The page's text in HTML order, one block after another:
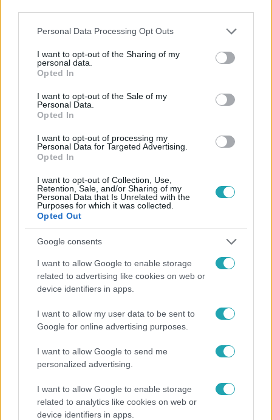
Please note that this website/app uses one or more Google
not limited to your visit or usage behaviour. You may click to
grant or deny consent to Google and its third-party tags to
use your data for below specified purposes in below Google
consent section.
Personal Data Processing Opt Outs
I want to opt-out of the Sharing of my
personal data.
Opted In
I want to opt-out of the Sale of my
Personal Data.
Opted In
I want to opt-out of processing my
Personal Data for Targeted Advertising.
Opted In
I want to opt-out of Collection, Use,
Retention, Sale, and/or Sharing of my
Personal Data that Is Unrelated with the
Purposes for which it was collected.
Opted Out
Google consents
I want to allow Google to enable storage
related to advertising like cookies on web or
device identifiers in apps.
I want to allow my user data to be sent to
Google for online advertising purposes.
I want to allow Google to send me
personalized advertising.
I want to allow Google to enable storage
related to analytics like cookies on web or
device identifiers in apps.
EXEK CSATÁJA KÁRMÁN ODETT
KAPCSOLAT #SZAKÍTÁS
Népszerű
Otthagyta a rádiózást, most óceánjáró hajón